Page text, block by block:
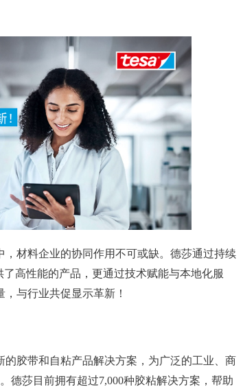
材料企业的协同作用不可或缺。德莎通过持续
高性能的产品，更通过技术赋能与本地化服
与行业共促显示革新！
胶带和自粘产品解决方案，为广泛的工业、商
德莎目前拥有超过7,000种胶粘解决方案，帮助